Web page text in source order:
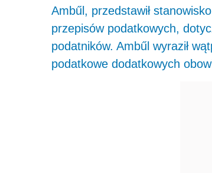
Ambűl, przedstawił
przepisów podatkowych,
podatników. Ambűl wyraził
podatkowe dodatkowych